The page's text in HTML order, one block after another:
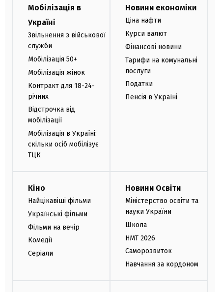
Мобілізація в
Україні
Звільнення з військової
служби
Мобілізація 50+
Мобілізація жінок
Контракт для 18-24-
річних
Відстрочка від
мобілізації
Мобілізація в Україні:
скільки осіб мобілізує
ТЦК
Новини економіки
Ціна нафти
Курси валют
Фінансові новини
Тарифи на комунальні
послуги
Податки
Пенсія в Україні
Кіно
Найцікавіші фільми
Українські фільми
Фільми на вечір
Комедії
Серіали
Новини Освіти
Міністерство освіти та
науки України
Школа
НМТ 2026
Саморозвиток
Навчання за кордоном